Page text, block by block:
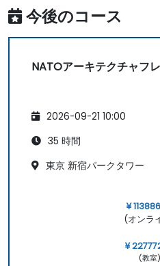
今後のコース
NATOアーキテクチャフ
2026-09-21 10:00
35 時間
東京 新宿パークタワー
¥
(オンラ
¥
(教室)